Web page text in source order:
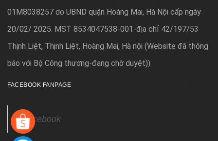
01M8038257 do UBND quận Hoàng Mai, Hà Nội cấp ngày
20/02/ 2025. MST 8534047538-001-địa chỉ 42/197/53
Thịnh Liệt, Thịnh Liệt, Hoàng Mai, Hà nội (Website đã thông
báo với Bộ Công thương-đang chờ duyệt))
FACEBOOK FANPAGE
Facebook